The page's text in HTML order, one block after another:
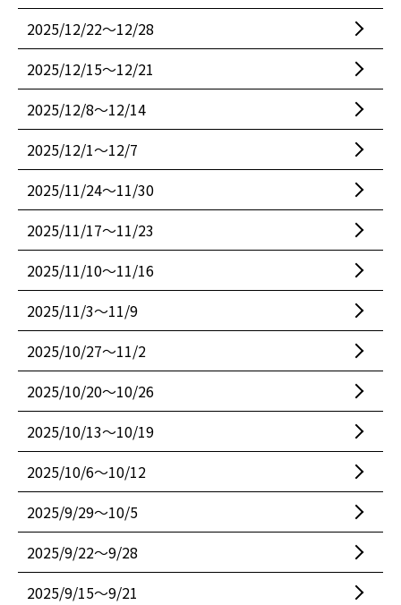
2025/12/22〜12/28
2025/12/15〜12/21
2025/12/8〜12/14
2025/12/1〜12/7
2025/11/24〜11/30
2025/11/17〜11/23
2025/11/10〜11/16
2025/11/3〜11/9
2025/10/27〜11/2
2025/10/20〜10/26
2025/10/13〜10/19
2025/10/6〜10/12
2025/9/29〜10/5
2025/9/22〜9/28
2025/9/15〜9/21